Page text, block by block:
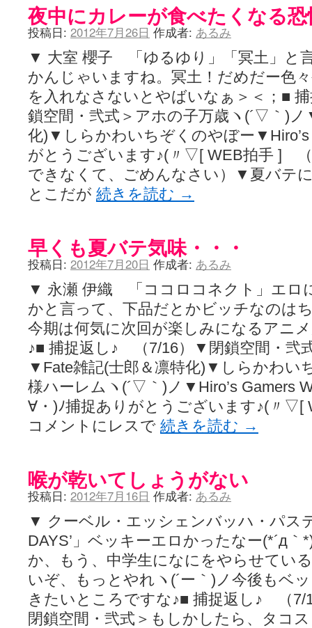
夜中にカレーが食べたくなる
投稿日: 2012年7月26日 作成者: あるみ
▼ 大室 櫻子 「ゆるゆり」「冥土」と
かんじゃいますね。冥土！だめだー色
を入れなさないとやばいなぁ＞＜；■
鎖空間・弐式＞アホの子万歳ヽ(´▽｀)
化)▼しらかわいちぞくのやぼー▼Hiro’s
がとうございます♪(〃▽[ WEB拍手 ]
できなくて、ごめんなさい）▼夏バテ
とこだが 続きを読む →
早くも夏バテ気味・・・
投稿日: 2012年7月20日 作成者: あるみ
▼ 永瀬 伊織 「ココロコネクト」エロ
かと言って、下品だとかビッチなのは
今期は何気に次回が楽しみになるアニ
♪■ 捕捉返し♪ （7/16）▼閉鎖空間・弐
▼Fate雑記(士郎＆凛特化)▼しらかわい
様ハーレムヽ(´▽｀)ノ▼Hiro’s Gamers
∀・)ﾉ捕捉ありがとうございます♪(〃
コメントにレスで 続きを読む →
喉が乾いてしょうがない
投稿日: 2012年7月16日 作成者: あるみ
▼ クーベル・エッシェンバッハ・パ
DAYS’」ベッキーエロかったなー(*´д
か、もう、中学生になにをやらせてい
いぞ、もっとやれヽ(´ー｀)ノ今後もベ
きたいところですな♪■ 捕捉返し♪ （
閉鎖空間・弐式＞もしかしたら、タコ